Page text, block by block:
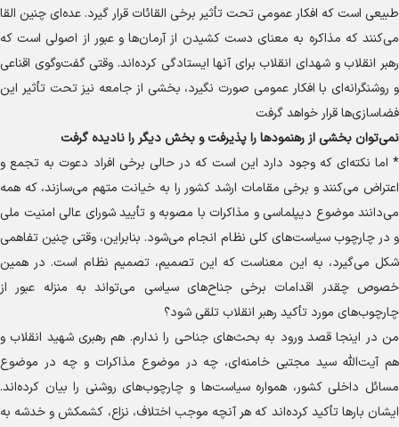
طبیعی است که افکار عمومی تحت تأثیر برخی القائات قرار گیرد. عده‌ای چنین القا
می‌کنند که مذاکره به معنای دست کشیدن از آرمان‌ها و عبور از اصولی است که
رهبر انقلاب و شهدای انقلاب برای آنها ایستادگی کرده‌اند. وقتی گفت‌وگوی اقناعی
و روشنگرانه‌ای با افکار عمومی صورت نگیرد، بخشی از جامعه نیز تحت تأثیر این
فضاسازی‌ها قرار خواهد گرفت
نمی‌توان بخشی از رهنمود‌ها را پذیرفت و بخش دیگر را نادیده گرفت
* اما نکته‌ای که وجود دارد این است که در حالی برخی افراد دعوت به تجمع و
اعتراض می‌کنند و برخی مقامات ارشد کشور را به خیانت متهم می‌سازند، که همه
می‌دانند موضوع دیپلماسی و مذاکرات با مصوبه و تأیید شورای عالی امنیت ملی
و در چارچوب سیاست‌های کلی نظام انجام می‌شود. بنابراین، وقتی چنین تفاهمی
شکل می‌گیرد، به این معناست که این تصمیم، تصمیم نظام است. در همین
خصوص چقدر اقدامات برخی جناح‌های سیاسی می‌تواند به منزله عبور از
چارچوب‌های مورد تأکید رهبر انقلاب تلقی شود؟
من در اینجا قصد ورود به بحث‌های جناحی را ندارم. هم رهبری شهید انقلاب و
هم آیت‌الله سید مجتبی خامنه‌ای، چه در موضوع مذاکرات و چه در موضوع
مسائل داخلی کشور، همواره سیاست‌ها و چارچوب‌های روشنی را بیان کرده‌اند.
ایشان بار‌ها تأکید کرده‌اند که هر آنچه موجب اختلاف، نزاع، کشمکش و خدشه به